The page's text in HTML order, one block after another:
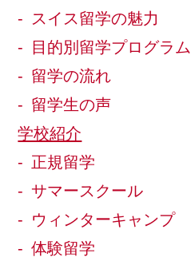
スイス留学の魅力
目的別留学プログラム
留学の流れ
留学生の声
学校紹介
正規留学
サマースクール
ウィンターキャンプ
体験留学